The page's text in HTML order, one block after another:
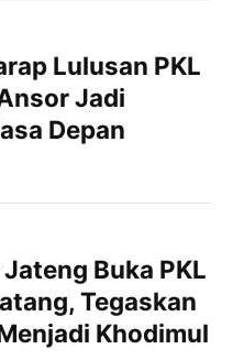
perkembangan kawasan
itu, murid MA NU
kompetensi diri
kunjungan industri ke
Sabtu (8/8/2026).
tersebut menjadi
Cabang (PC) GP
Tolkhah
Kepemimpinan
Lulusan PKL
Jadi
Depan
Buka PKL
Tegaskan
Khodimul